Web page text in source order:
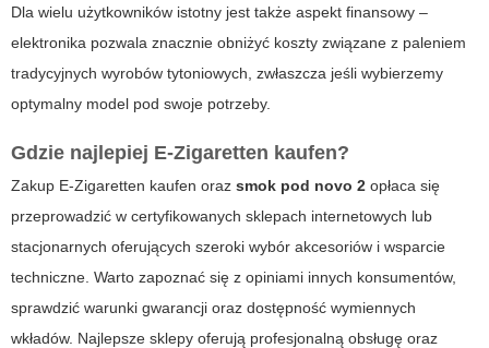
Dla wielu użytkowników istotny jest także aspekt finansowy –
elektronika pozwala znacznie obniżyć koszty związane z paleniem
tradycyjnych wyrobów tytoniowych, zwłaszcza jeśli wybierzemy
optymalny model pod swoje potrzeby.
Gdzie najlepiej E-Zigaretten kaufen?
Zakup E-Zigaretten kaufen oraz smok pod novo 2 opłaca się
przeprowadzić w certyfikowanych sklepach internetowych lub
stacjonarnych oferujących szeroki wybór akcesoriów i wsparcie
techniczne. Warto zapoznać się z opiniami innych konsumentów,
sprawdzić warunki gwarancji oraz dostępność wymiennych
wkładów. Najlepsze sklepy oferują profesjonalną obsługę oraz